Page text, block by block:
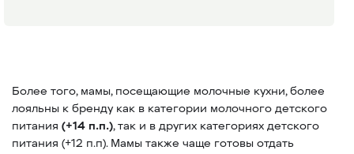
Более того, мамы, посещающие молочные кухни, более
лояльны к бренду как в категории молочного детского
питания (+14 п.п.), так и в других категориях детского
питания (+12 п.п). Мамы также чаще готовы отдать